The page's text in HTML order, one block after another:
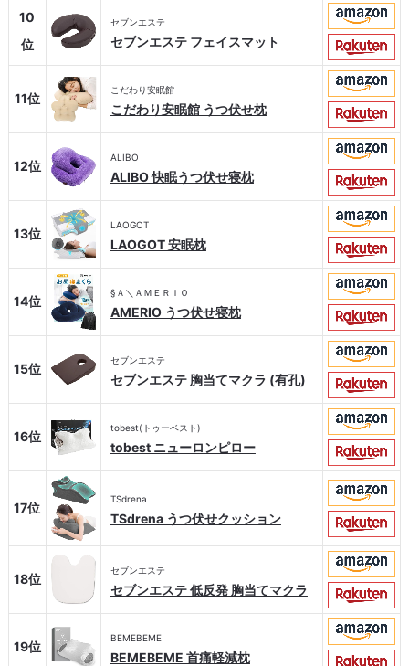
10
位
セブンエステ
セブンエステ フェイスマット
11位
こだわり安眠館
こだわり安眠館 うつ伏せ枕
12位
ALIBO
ALIBO 快眠うつ伏せ寝枕
13位
LAOGOT
LAOGOT 安眠枕
14位
§Ａ＼ＡＭＥＲＩＯ
AMERIO うつ伏せ寝枕
15位
セブンエステ
セブンエステ 胸当てマクラ (有孔)
16位
tobest(トゥーベスト)
tobest ニューロンピロー
17位
TSdrena
TSdrena うつ伏せクッション
18位
セブンエステ
セブンエステ 低反発 胸当てマクラ
19位
BEMEBEME
BEMEBEME 首痛軽減枕